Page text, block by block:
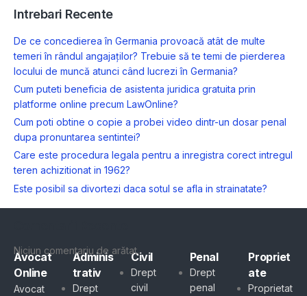
Intrebari Recente
De ce concedierea în Germania provoacă atât de multe
temeri în rândul angajaților? Trebuie să te temi de pierderea
locului de muncă atunci când lucrezi în Germania?
Cum puteti beneficia de asistenta juridica gratuita prin
platforme online precum LawOnline?
Cum poti obtine o copie a probei video dintr-un dosar penal
dupa pronuntarea sentintei?
Care este procedura legala pentru a inregistra corect intregul
teren achizitionat in 1962?
Este posibil sa divortezi daca sotul se afla in strainatate?
Niciun comentariu de arătat.
Avocat
Online
Avocat
Adminis
trativ
Drept
Civil
Drept
civil
Penal
Drept
penal
Propriet
ate
Proprietat